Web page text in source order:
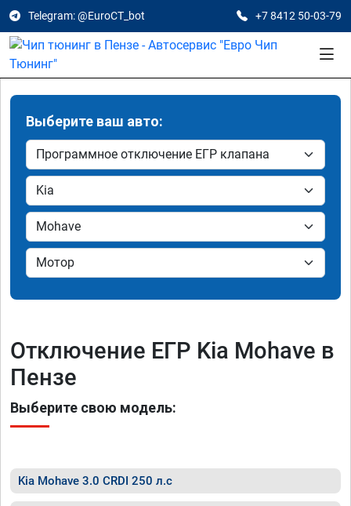
Telegram: @EuroCT_bot +7 8412 50-03-79
Выберите ваш авто:
Отключение ЕГР Kia Mohave в
Пензе
Выберите свою модель:
Kia Mohave 3.0 CRDI 250 л.с